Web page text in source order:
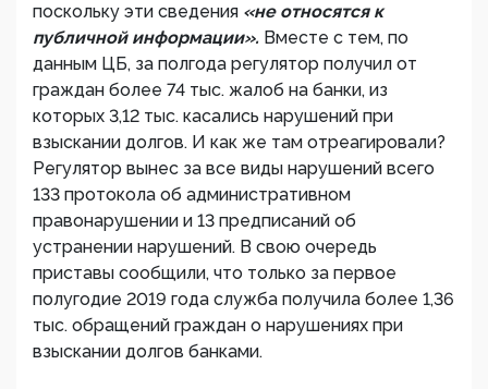
поскольку эти сведения «не относятся к
публичной информации». Вместе с тем, по
данным ЦБ, за полгода регулятор получил от
граждан более 74 тыс. жалоб на банки, из
которых 3,12 тыс. касались нарушений при
взыскании долгов. И как же там отреагировали?
Регулятор вынес за все виды нарушений всего
133 протокола об административном
правонарушении и 13 предписаний об
устранении нарушений. В свою очередь
приставы сообщили, что только за первое
полугодие 2019 года служба получила более 1,36
тыс. обращений граждан о нарушениях при
взыскании долгов банками.